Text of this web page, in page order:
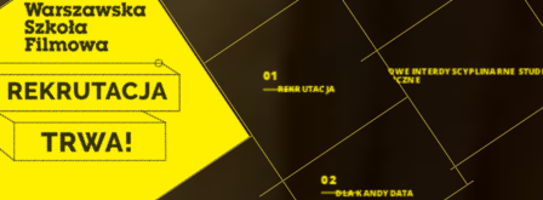
01
REKRUTACJA
02
DLA KANDYDATA
FISH: FILMOWE INTERDYSCYPLINARNE
HUMANISTYCZNE